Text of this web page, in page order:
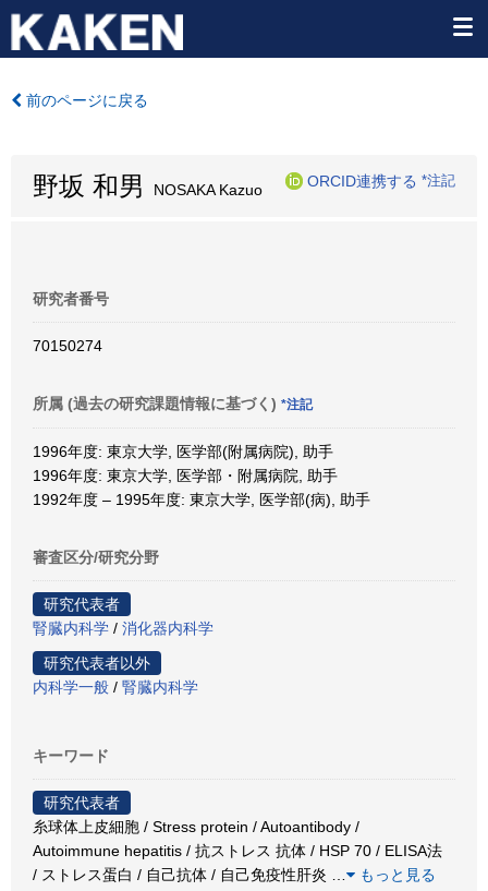
前のページに戻る
野坂 和男 NOSAKA Kazuo
ORCID連携する *注記
研究者番号
70150274
所属 (過去の研究課題情報に基づく) *注記
1996年度: 東京大学, 医学部(附属病院), 助手
1996年度: 東京大学, 医学部・附属病院, 助手
1992年度 – 1995年度: 東京大学, 医学部(病), 助手
審査区分/研究分野
研究代表者
腎臓内科学 / 消化器内科学
研究代表者以外
内科学一般 / 腎臓内科学
キーワード
研究代表者
糸球体上皮細胞 / Stress protein / Autoantibody /
Autoimmune hepatitis / 抗ストレス 抗体 / HSP 70 / ELISA法
/ ストレス蛋白 / 自己抗体 / 自己免疫性肝炎
もっと見る